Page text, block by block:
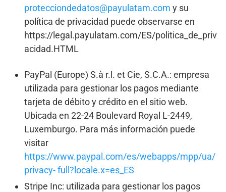
protecciondedatos@payulatam.com y su
política de privacidad puede observarse en
https://legal.payulatam.com/ES/politica_de_priv
acidad.HTML
PayPal (Europe) S.à r.l. et Cie, S.C.A.: empresa
utilizada para gestionar los pagos mediante
tarjeta de débito y crédito en el sitio web.
Ubicada en 22-24 Boulevard Royal L-2449,
Luxemburgo. Para más información puede
visitar
https://www.paypal.com/es/webapps/mpp/ua/
privacy- full?locale.x=es_ES
Stripe Inc: utilizada para gestionar los pagos